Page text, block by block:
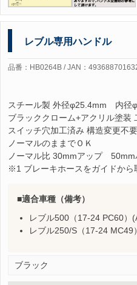
レブル専用ハンドル
品番：HB0264B / JAN：
スチール製 外径φ25.4mm 内径
ブラッククローム+アクリル塗装
スイッチ穴加工済み 構造変更不
ノーマルのままでＯＫ
ノーマル比 30mmアップ 50mm
※1 ブレーキホースをガイドから
適合車種（備考）
レブル500（17-24 PC60
レブル250/S（17-24
ブラック